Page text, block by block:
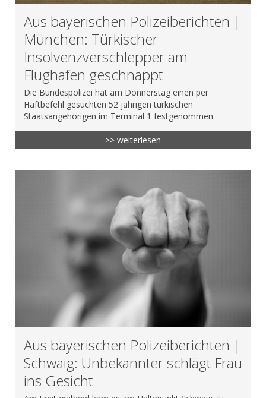
Aus bayerischen Polizeiberichten |
München: Türkischer
Insolvenzverschlepper am
Flughafen geschnappt
Die Bundespolizei hat am Donnerstag einen per
Haftbefehl gesuchten 52 jährigen türkischen
Staatsangehörigen im Terminal 1 festgenommen.
>> weiterlesen
Aus bayerischen Polizeiberichten |
Schwaig: Unbekannter schlägt Frau
ins Gesicht